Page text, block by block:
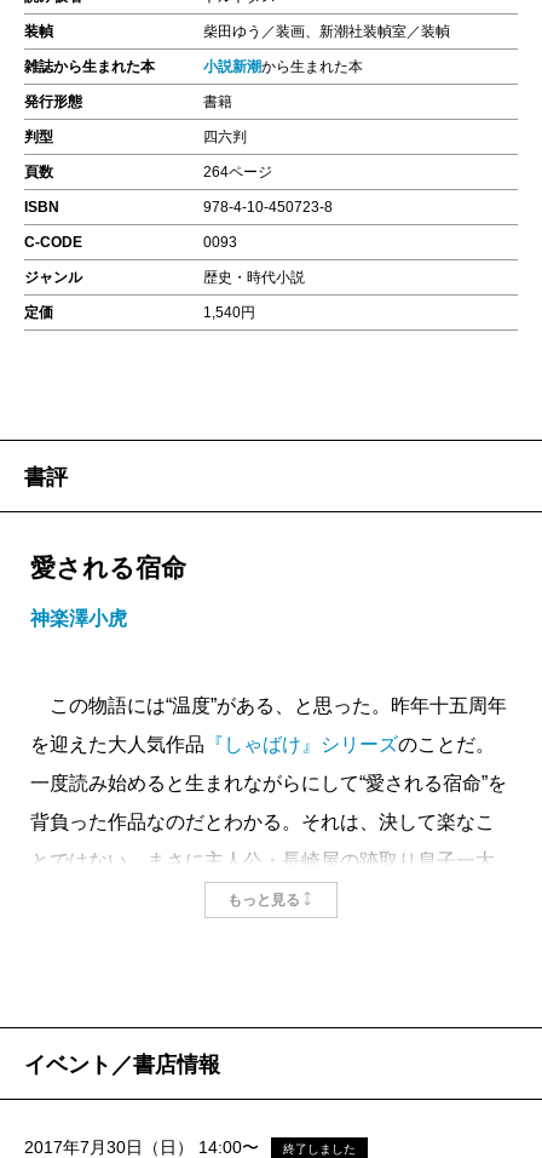
装幀 柴田ゆう／装画、新潮社装幀室／装幀
雑誌から生まれた本 小説新潮から生まれた本
発行形態 書籍
判型 四六判
頁数 264ページ
ISBN 978-4-10-450723-8
C-CODE 0093
ジャンル 歴史・時代小説
定価 1,540円
書評
愛される宿命
神楽澤小虎
この物語には“温度”がある、と思った。昨年十五周年
を迎えた大人気作品 『しゃばけ』シリーズのことだ。
一度読み始めると生まれながらにして“愛される宿命”を
背負った作品なのだとわかる。それは、決して楽なこ
とではない。まさに主人公・長崎屋の跡取り息子一太
郎（若だんな）そのものだ。
妖力の強い 妖 だ。なんと祖母は齢三千年の大妖であ
もっと見る
イベント／書店情報
2017年7月30日（日） 14:00〜 終了しました